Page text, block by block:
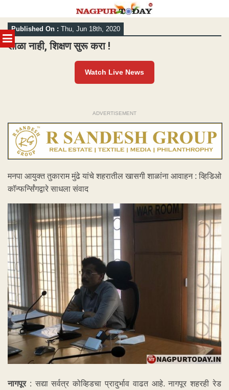
MENU
Skip
to
content
Published On : Thu, Jun 18th, 2020
शाळा नाही, शिक्षण सुरू करा !
Watch Live News
ADVERTISEMENT
मनपा आयुक्त तुकाराम मुंढे यांचे शहरातील खासगी शाळांना आवाहन : व्हिडिओ
कॉन्फर्न्सिंगद्वारे साधला संवाद
नागपूर : सद्या सर्वत्र कोव्हिडचा प्रादुर्भाव वाढत आहे. नागपूर शहरही रेड